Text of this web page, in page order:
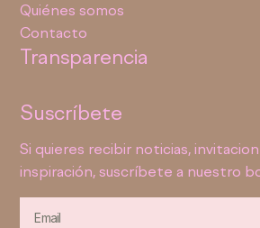
Quiénes somos
Contacto
Transparencia
Suscríbete
Si quieres recibir noticias,
inspiración, suscríbete a nuestro